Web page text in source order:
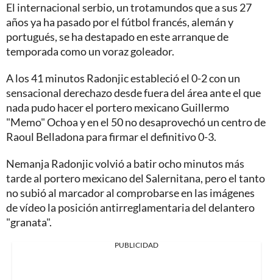
El internacional serbio, un trotamundos que a sus 27
años ya ha pasado por el fútbol francés, alemán y
portugués, se ha destapado en este arranque de
temporada como un voraz goleador.
A los 41 minutos Radonjic estableció el 0-2 con un
sensacional derechazo desde fuera del área ante el que
nada pudo hacer el portero mexicano Guillermo
"Memo" Ochoa y en el 50 no desaprovechó un centro de
Raoul Belladona para firmar el definitivo 0-3.
Nemanja Radonjic volvió a batir ocho minutos más
tarde al portero mexicano del Salernitana, pero el tanto
no subió al marcador al comprobarse en las imágenes
de vídeo la posición antirreglamentaria del delantero
"granata".
PUBLICIDAD